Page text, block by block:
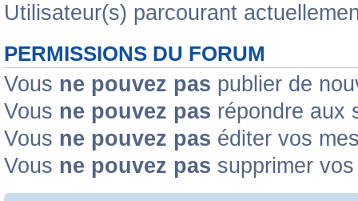
Utilisateur(s) parcourant
PERMISSIONS DU FORUM
Vous ne pouvez pas publier de
Vous ne pouvez pas répondre aux
Vous ne pouvez pas éditer vos
Vous ne pouvez pas supprimer